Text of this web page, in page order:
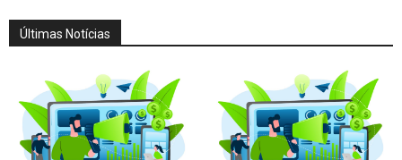
Últimas Notícias